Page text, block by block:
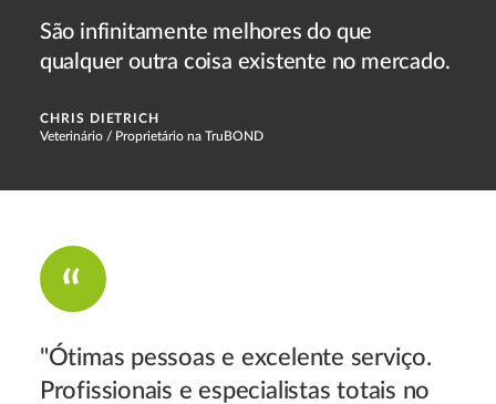
São infinitamente melhores do que
qualquer outra coisa existente no mercado.
CHRIS DIETRICH
Veterinário / Proprietário na TruBOND
"Ótimas pessoas e excelente serviço.
Profissionais e especialistas totais no